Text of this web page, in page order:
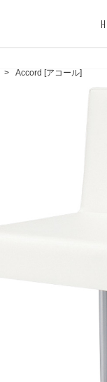
> Accord [アコール]